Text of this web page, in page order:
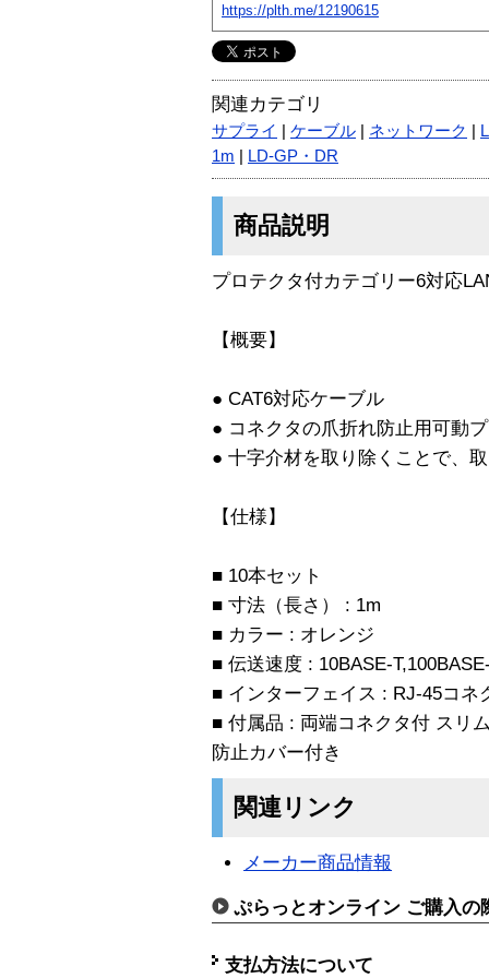
https://plth.me/12190615
関連カテゴリ
サプライ ケーブル ネットワーク
1m
LD-GP・DR
商品説明
プロテクタ付カテゴリー6対応
【概要】
● CAT6対応ケーブル
● コネクタの爪折れ防止用可動
● 十字介材を取り除くことで、
【仕様】
■ 10本セット
■ 寸法（長さ） : 1m
■ カラー : オレンジ
■ 伝送速度 : 10BASE-
■ インターフェイス : RJ-45コネ
■ 付属品 : 両端コネクタ付 スリ
防止カバー付き
関連リンク
メーカー商品情報
ぷらっとオンライン ご購入の
支払方法について